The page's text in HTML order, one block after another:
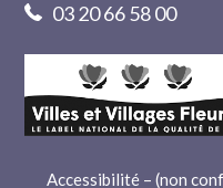
03 20 66 58 00
Accessibilité – (non